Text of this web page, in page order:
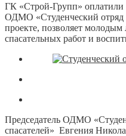
ГК «Строй-Групп» оплатили
ОДМО «Студенческий отряд
проекте, позволяет
спасательных работ и
Председатель ОДМО
спасателей» Евгения